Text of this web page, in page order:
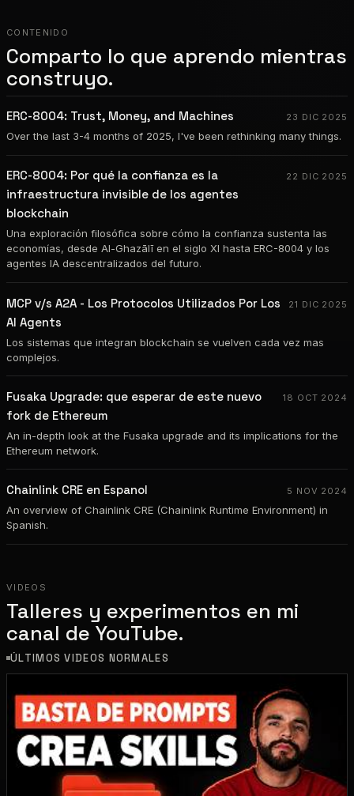
CONTENIDO
Comparto lo que aprendo mientras
construyo.
ERC-8004: Trust, Money, and Machines 23 DIC 2025
Over the last 3-4 months of 2025, I've been rethinking many things.
ERC-8004: Por qué la confianza es la
infraestructura invisible de los agentes
blockchain
22 DIC 2025
Una exploración filosófica sobre cómo la confianza sustenta las
economías, desde Al-Ghazālī en el siglo XI hasta ERC-8004 y los
agentes IA descentralizados del futuro.
MCP v/s A2A - Los Protocolos Utilizados Por Los
AI Agents
21 DIC 2025
Los sistemas que integran blockchain se vuelven cada vez mas
complejos.
Fusaka Upgrade: que esperar de este nuevo
fork de Ethereum
18 OCT 2024
An in-depth look at the Fusaka upgrade and its implications for the
Ethereum network.
Chainlink CRE en Espanol 5 NOV 2024
An overview of Chainlink CRE (Chainlink Runtime Environment) in
Spanish.
VIDEOS
Talleres y experimentos en mi
canal de YouTube.
ÚLTIMOS VIDEOS NORMALES